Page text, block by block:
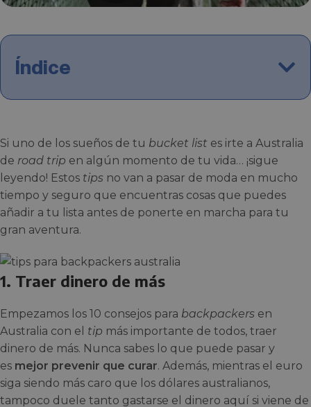
Índice
Si uno de los sueños de tu bucket list es irte a Australia
de road trip en algún momento de tu vida… ¡sigue
leyendo! Estos tips no van a pasar de moda en mucho
tiempo y seguro que encuentras cosas que puedes
añadir a tu lista antes de ponerte en marcha para tu
gran aventura.
1. Traer dinero de más
Empezamos los 10 consejos para backpackers en
Australia con el tip más importante de todos, traer
dinero de más. Nunca sabes lo que puede pasar y
es mejor prevenir que curar. Además, mientras el euro
siga siendo más caro que los dólares australianos,
tampoco duele tanto gastarse el dinero aquí si viene de